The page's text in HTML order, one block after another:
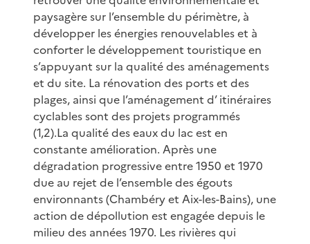
paysagère sur l’ensemble du périmètre, à
développer les énergies renouvelables et à
conforter le développement touristique en
s’appuyant sur la qualité des aménagements
et du site. La rénovation des ports et des
plages, ainsi que l’aménagement d’ itinéraires
cyclables sont des projets programmés
(1,2).La qualité des eaux du lac est en
constante amélioration. Après une
dégradation progressive entre 1950 et 1970
due au rejet de l’ensemble des égouts
environnants (Chambéry et Aix-les-Bains), une
action de dépollution est engagée depuis le
milieu des années 1970. Les rivières qui